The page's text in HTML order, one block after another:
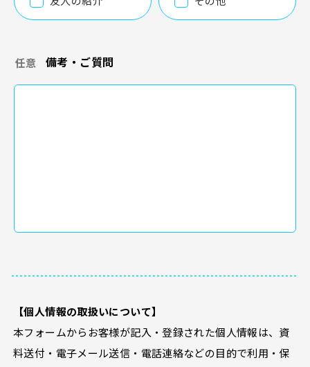
任意 備考・ご質問
【個人情報の取扱いについて】
本フォームからお客様が記入・登録された個人情報は、資
料送付・電子メール送信・電話連絡などの目的で利用・保